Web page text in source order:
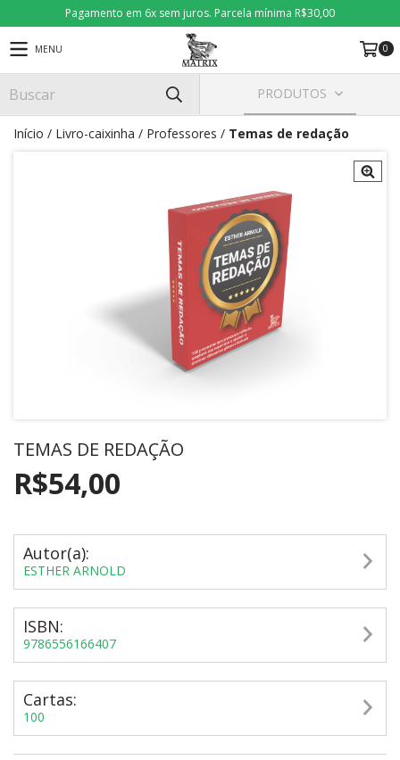
Pagamento em 6x sem juros. Parcela mínima R$30,00
MENU 0
PRODUTOS
Início / Livro-caixinha / Professores / Temas de redação
TEMAS DE REDAÇÃO
R$54,00
Autor(a):
ESTHER ARNOLD
ISBN:
9786556166407
Cartas:
100